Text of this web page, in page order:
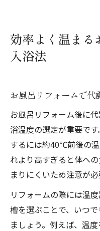
効率よく温まる
入浴法
お風呂リフォームで代
お風呂リフォーム後に
浴温度の選定が重要で
するには約40℃前後の
れより高すぎると体へ
まりにくいため注意が必
リフォームの際には温
槽を選ぶことで、いつ
ましょう。例えば、温